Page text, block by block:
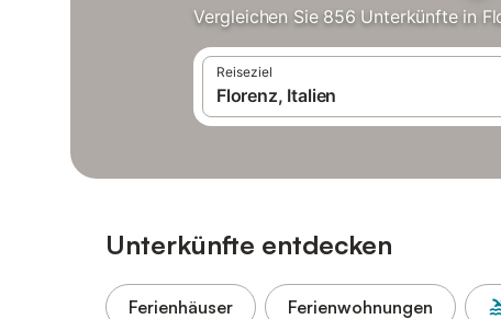
Vergleichen Sie 856 Unterkünfte in
Reiseziel
Unterkünfte entdecken
Ferienhäuser Ferienwohnungen